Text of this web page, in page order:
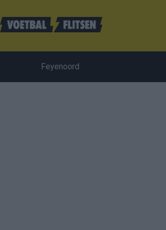
Feyenoord